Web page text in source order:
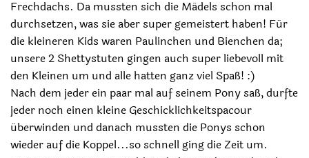
Frechdachs. Da mussten sich die Mädels schon mal
durchsetzen, was sie aber super gemeistert haben! Für
die kleineren Kids waren Paulinchen und Bienchen da;
unsere 2 Shettystuten gingen auch super liebevoll mit
den Kleinen um und alle hatten ganz viel Spaß! :)
Nach dem jeder ein paar mal auf seinem Pony saß, durfte
jeder noch einen kleine Geschicklichkeitspacour
überwinden und danach mussten die Ponys schon
wieder auf die Koppel...so schnell ging die Zeit um.